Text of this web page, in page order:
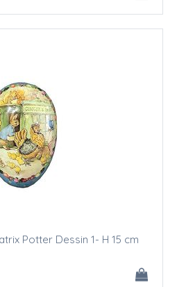
Potter Dessin 1- H 15 cm